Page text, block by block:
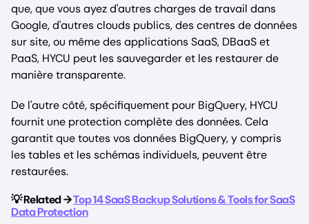
que, que vous ayez d'autres charges de travail dans
Google, d'autres clouds publics, des centres de données
sur site, ou même des applications SaaS, DBaaS et
PaaS, HYCU peut les sauvegarder et les restaurer de
manière transparente.
De l'autre côté, spécifiquement pour BigQuery, HYCU
fournit une protection complète des données. Cela
garantit que toutes vos données BigQuery, y compris
les tables et les schémas individuels, peuvent être
restaurées.
💡 Related →Top 14 SaaS Backup Solutions & Tools for SaaS
Data Protection